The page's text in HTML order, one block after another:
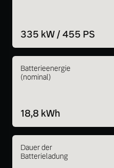
335 kW / 455 PS
Batterieenergie
(nominal)
18,8 kWh
Dauer der
Batterieladung